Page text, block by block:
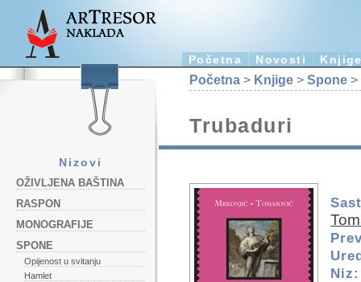
Početna Novosti
Nizovi
OŽIVLJENA BAŠTINA
RASPON
MONOGRAFIJE
SPONE
Opijenost u svitanju
Hamlet
Početna > Knjige > Spone >
Trubaduri
Niz: